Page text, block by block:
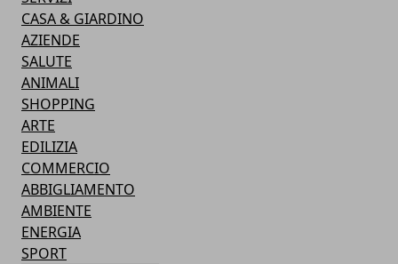
CASA & GIARDINO
AZIENDE
SALUTE
ANIMALI
SHOPPING
ARTE
EDILIZIA
COMMERCIO
ABBIGLIAMENTO
AMBIENTE
ENERGIA
SPORT